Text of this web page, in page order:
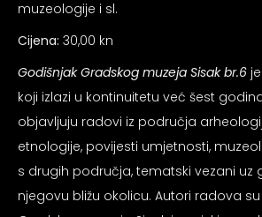
muzeologije i sl.
Cijena: 30,00 kn
Godišnjak Gradskog muzeja Sisak br.6
koji izlazi u kontinuitetu već šest
objavljuju radovi iz područja
etnologije, povijesti umjetnosti,
s drugih područja, tematski vezani uz
njegovu bližu okolicu. Autori radova